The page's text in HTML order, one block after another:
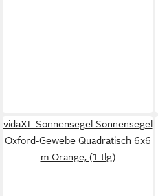
vidaXL Sonnensegel Sonnensegel
Oxford-Gewebe Quadratisch 6x6
m Orange, (1-tlg)